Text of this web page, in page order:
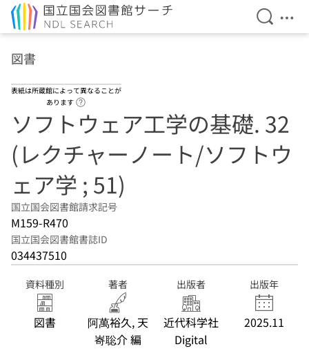
検索を
メ
図書
表紙は所蔵館によって異なることが
あります
ソフトウェア工学の基礎. 32
(レクチャーノート/ソフトウ
ェア学 ; 51)
国立国会図書館請求記号
M159-R470
国立国会図書館書誌ID
034437510
資料種別
図書
著者
阿萬裕久, 天
㟢聡介 編
出版者
近代科学社
Digital
出版年
2025.11